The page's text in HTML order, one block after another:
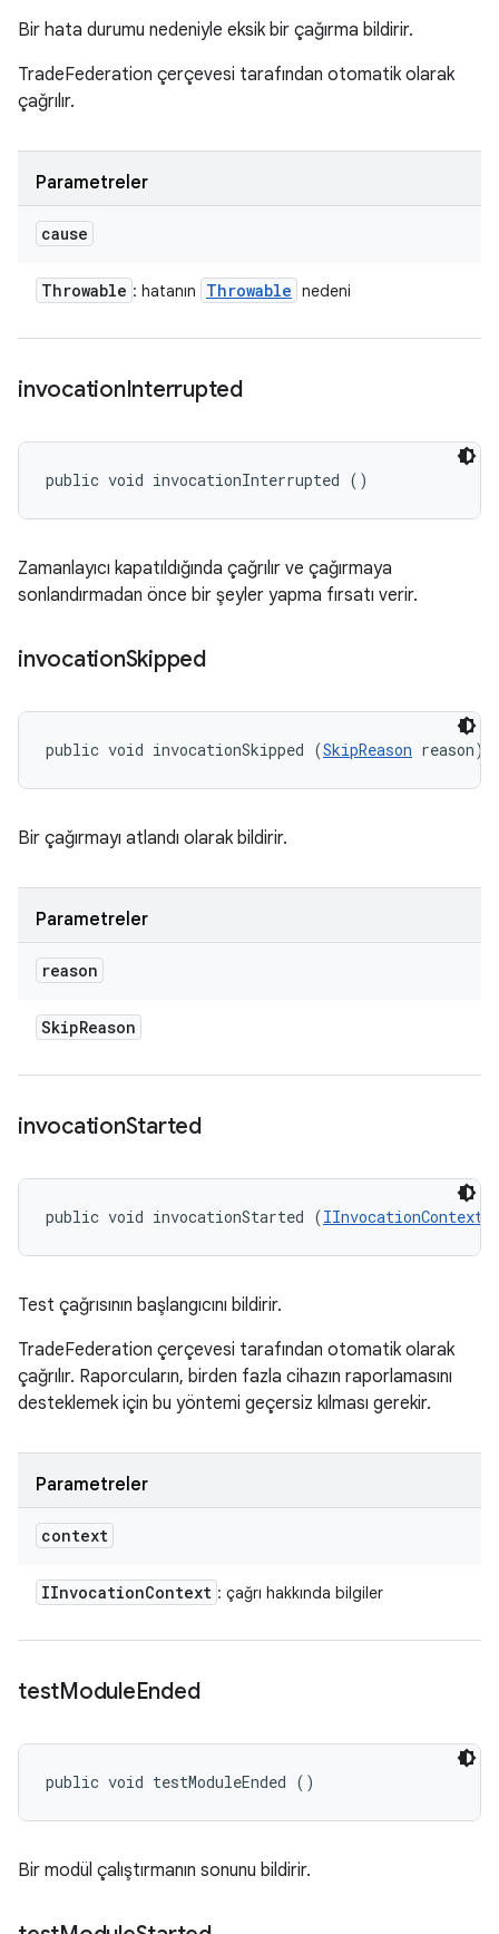
Bir hata durumu nedeniyle eksik bir çağırma bildirir.
TradeFederation çerçevesi tarafından otomatik olarak
çağrılır.
Parametreler
cause
Throwable : hatanın Throwable nedeni
invocationInterrupted
public void invocationInterrupted ()
Zamanlayıcı kapatıldığında çağrılır ve çağırmaya
sonlandırmadan önce bir şeyler yapma fırsatı verir.
invocationSkipped
public void invocationSkipped (SkipReason reason)
Bir çağırmayı atlandı olarak bildirir.
Parametreler
reason
SkipReason
invocationStarted
public void invocationStarted (IInvocationContext
Test çağrısının başlangıcını bildirir.
TradeFederation çerçevesi tarafından otomatik olarak
çağrılır. Raporcuların, birden fazla cihazın raporlamasını
desteklemek için bu yöntemi geçersiz kılması gerekir.
Parametreler
context
IInvocationContext : çağrı hakkında bilgiler
testModuleEnded
public void testModuleEnded ()
Bir modül çalıştırmanın sonunu bildirir.